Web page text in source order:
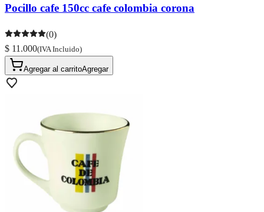
Pocillo cafe 150cc cafe colombia corona
(0)
$ 11.000(IVA Incluido)
Agregar al carritoAgregar